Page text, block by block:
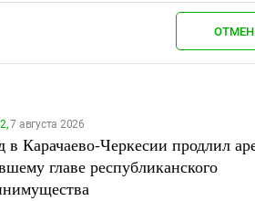
7 августа 2026
в Карачаево-Черкесии продлил
главе республиканского